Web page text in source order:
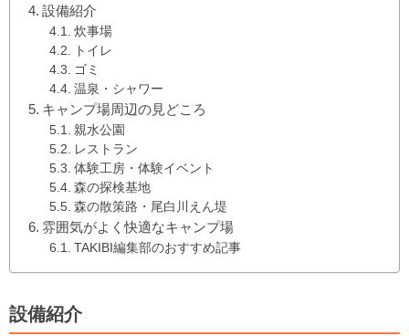
設備紹介
炊事場
トイレ
ゴミ
温泉・シャワー
キャンプ場周辺の見どころ
親水公園
レストラン
体験工房・体験イベント
森の探検基地
森の散策路・尾白川えん堤
雰囲気がよく快適なキャンプ場
TAKIBI編集部のおすすめ記事
設備紹介